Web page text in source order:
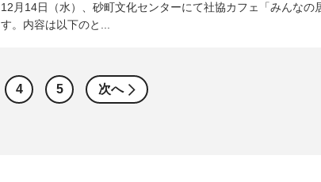
12月14日（水）、砂町文化センターにて社協カフェ「みんなの
す。内容は以下のと...
4 5 次へ